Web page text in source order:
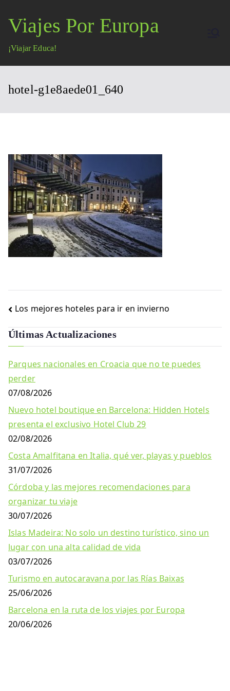
contenido
Viajes Por Europa
¡Viajar Educa!
hotel-g1e8aede01_640
Navegación
de
entradas
Los mejores hoteles para ir en invierno
Últimas Actualizaciones
Parques nacionales en Croacia que no te puedes
perder
07/08/2026
Nuevo hotel boutique en Barcelona: Hidden Hotels
presenta el exclusivo Hotel Club 29
02/08/2026
Costa Amalfitana en Italia, qué ver, playas y pueblos
31/07/2026
Córdoba y las mejores recomendaciones para
organizar tu viaje
30/07/2026
Islas Madeira: No solo un destino turístico, sino un
lugar con una alta calidad de vida
03/07/2026
Turismo en autocaravana por las Rías Baixas
25/06/2026
Barcelona en la ruta de los viajes por Europa
20/06/2026